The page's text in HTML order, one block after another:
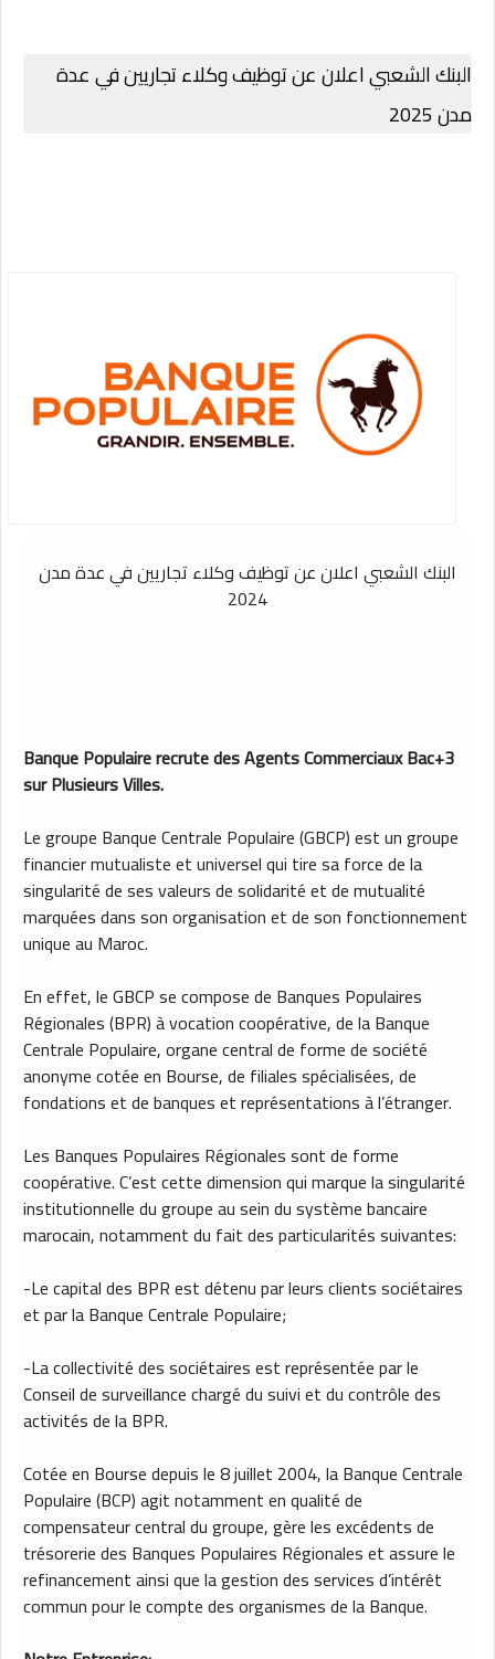
البنك الشعبي اعلان عن توظيف وكلاء تجاريين في عدة
مدن 2025
البنك الشعبي اعلان عن توظيف وكلاء تجاريين في عدة مدن
2024
Banque Populaire recrute des Agents Commerciaux Bac+3
sur Plusieurs Villes.
Le groupe Banque Centrale Populaire (GBCP) est un groupe
financier mutualiste et universel qui tire sa force de la
singularité de ses valeurs de solidarité et de mutualité
marquées dans son organisation et de son fonctionnement
unique au Maroc.
En effet, le GBCP se compose de Banques Populaires
Régionales (BPR) à vocation coopérative, de la Banque
Centrale Populaire, organe central de forme de société
anonyme cotée en Bourse, de filiales spécialisées, de
fondations et de banques et représentations à l’étranger.
Les Banques Populaires Régionales sont de forme
coopérative. C’est cette dimension qui marque la singularité
institutionnelle du groupe au sein du système bancaire
marocain, notamment du fait des particularités suivantes:
-Le capital des BPR est détenu par leurs clients sociétaires
et par la Banque Centrale Populaire;
-La collectivité des sociétaires est représentée par le
Conseil de surveillance chargé du suivi et du contrôle des
activités de la BPR.
Cotée en Bourse depuis le 8 juillet 2004, la Banque Centrale
Populaire (BCP) agit notamment en qualité de
compensateur central du groupe, gère les excédents de
trésorerie des Banques Populaires Régionales et assure le
refinancement ainsi que la gestion des services d’intérêt
commun pour le compte des organismes de la Banque.